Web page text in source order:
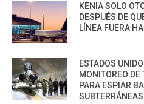
KENIA SOLO
DESPUÉS DE
LÍNEA FUERA
ESTADOS
MONITOREO
PARA ESPIAR
SUBTERRÁNEAS